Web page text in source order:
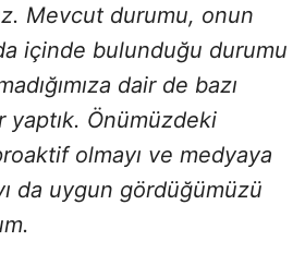
Mevcut durumu, onun
içinde bulunduğu durumu
dair de bazı
yaptık. Önümüzdeki
olmayı ve medyaya
da uygun gördüğümüzü